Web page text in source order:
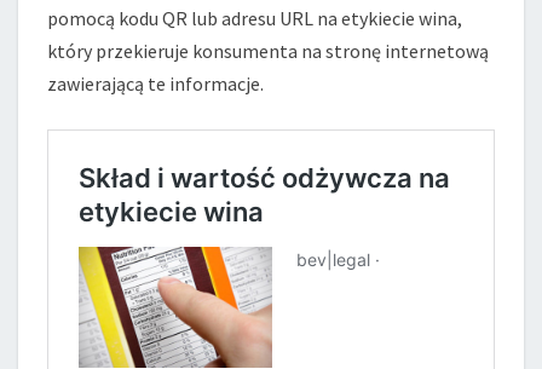
pomocą kodu QR lub adresu URL na etykiecie wina,
który przekieruje konsumenta na stronę internetową
zawierającą te informacje.